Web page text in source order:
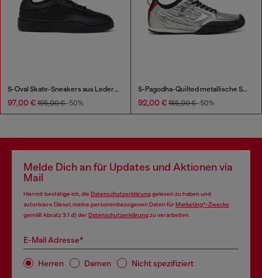
S-Oval Skate-Sneakers aus Leder mit Einsatz aus Stoff
97,00 € 195,00 €-50%
S-Pagodha-Quilted metallische Sneakers
92,00 € 185,00 €-50%
Melde Dich an für Updates und Aktionen via
Mail
Hiermit bestätige ich, die Datenschutzerklärunggelesen zu haben und
autorisiere Diesel, meine personenbezogenen Daten fürMarketing*-Zwecke
gemäß Absatz 3.1 d) derDatenschutzerklärungzu verarbeiten.
E-Mail Adresse*
Herren Damen Nicht spezifiziert